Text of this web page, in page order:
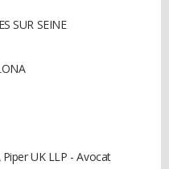
SUR SEINE
UK LLP - Avocat